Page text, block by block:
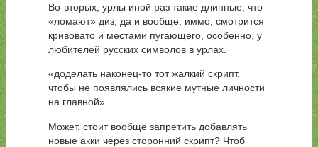
Во-вторых, урлы иной раз такие длинные, что
«ломают» диз, да и вообще, иммо, смотрится
кривовато и местами пугающего, особенно, у
любителей русских символов в урлах.
«доделать наконец-то тот жалкий скрипт,
чтобы не появлялись всякие мутные личности
на главной»
Может, стоит вообще запретить добавлять
новые акки через сторонний скрипт? Чтоб